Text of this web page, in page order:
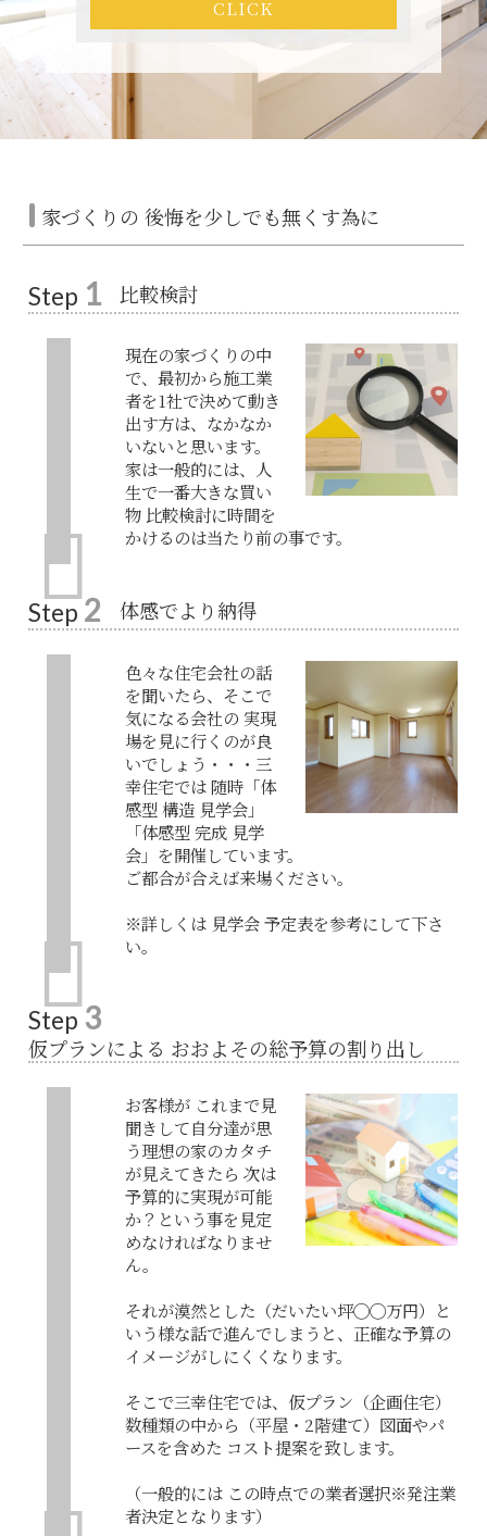
CLICK
家づくりの 後悔を少しでも無くす為に
Step 1 比較検討
現在の家づくりの中
で、最初から施工業
者を1社で決めて動き
出す方は、なかなか
いないと思います。
家は一般的には、人
生で一番大きな買い
物 比較検討に時間を
かけるのは当たり前の事です。
Step 2 体感でより納得
色々な住宅会社の話
を聞いたら、そこで
気になる会社の 実現
場を見に行くのが良
いでしょう・・・三
幸住宅では 随時「体
感型 構造 見学会」
「体感型 完成 見学
会」を開催しています。
ご都合が合えば来場ください。
※詳しくは 見学会 予定表を参考にして下さ
い。
Step 3
仮プランによる おおよその総予算の割り出し
お客様が これまで見
聞きして自分達が思
う理想の家のカタチ
が見えてきたら 次は
予算的に実現が可能
か？という事を見定
めなければなりませ
ん。
それが漠然とした（だいたい坪◯◯万円）と
いう様な話で進んでしまうと、正確な予算の
イメージがしにくくなります。
そこで三幸住宅では、仮プラン（企画住宅）
数種類の中から（平屋・2階建て）図面やパ
ースを含めた コスト提案を致します。
（一般的には この時点での業者選択※発注業
者決定となります）